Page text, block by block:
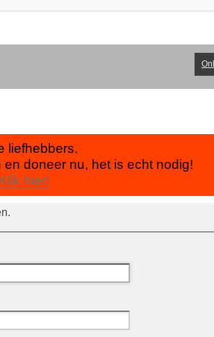
liefhebbers.
doneer nu, het is echt nodig!
Klik hier!